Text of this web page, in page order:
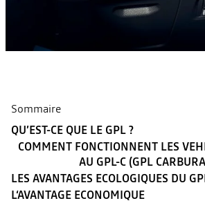
Sommaire
QU’EST-CE QUE LE GPL ?
COMMENT FONCTIONNENT LES
AU GPL-C (GPL
LES AVANTAGES ECOLOGIQUES DU
L‘AVANTAGE ECONOMIQUE